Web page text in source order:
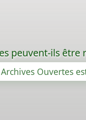
peuvent-ils être
Archives Ouvertes